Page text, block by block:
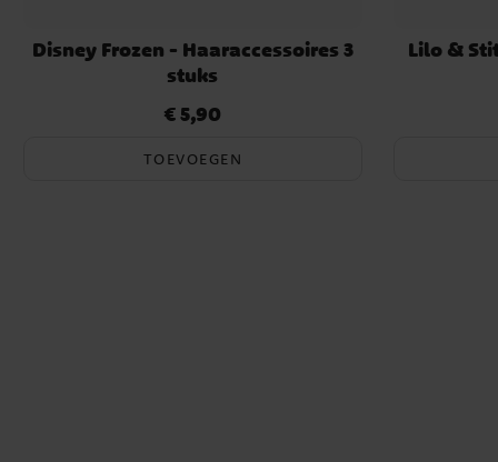
Disney Frozen - Haaraccessoires 3
stuks
Prijs:€ 5,90
€ 5,90
TOEVOEGEN
Lilo &